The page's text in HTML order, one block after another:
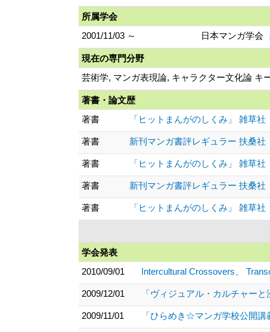
所属学会
2001/11/03 ～
日本マンガ学会
現在の専門分野
芸術学, マンガ表現論, キャラクター文化論 キ
著書・論文歴
著書
「ヒットまんがのしくみ」 雑草
著書 新刊マンガ書評レギュラー 扶桑社
著書 「ヒットまんがのしくみ」 雑草
著書 新刊マンガ書評レギュラー 扶桑社
著書 「ヒットまんがのしくみ」 雑草
学会発表
2010/09/01
Intercultural Crossovers、
2009/12/01 「ヴィジュアル・カルチャー
2009/11/01 「ひらめき☆マンガ学校公開